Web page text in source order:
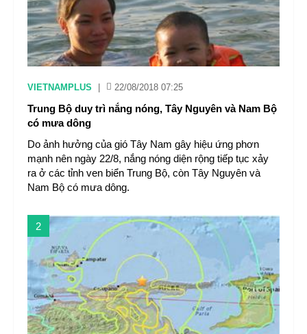
VIETNAMPLUS 22/08/2018 07:25
Trung Bộ duy trì nắng nóng, Tây Nguyên và Nam Bộ
có mưa dông
Do ảnh hưởng của gió Tây Nam gây hiệu ứng phơn
mạnh nên ngày 22/8, nắng nóng diện rộng tiếp tục xảy
ra ở các tỉnh ven biển Trung Bộ, còn Tây Nguyên và
Nam Bộ có mưa dông.
2